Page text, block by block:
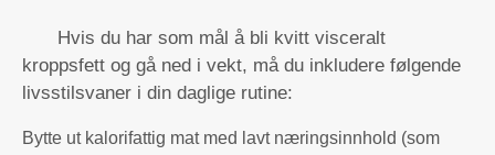
Hvis du har som mål å bli kvitt visceralt
kroppsfett og gå ned i vekt, må du inkludere følgende
livsstilsvaner i din daglige rutine:
Bytte ut kalorifattig mat med lavt næringsinnhold (som